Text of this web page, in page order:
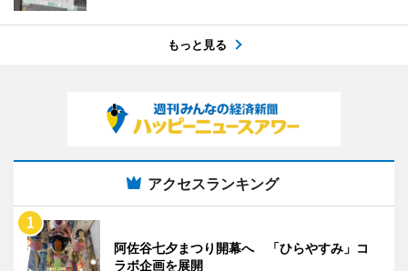
もっと見る
アクセスランキング
阿佐谷七夕まつり開幕へ 「ひらやすみ」コ
ラボ企画を展開